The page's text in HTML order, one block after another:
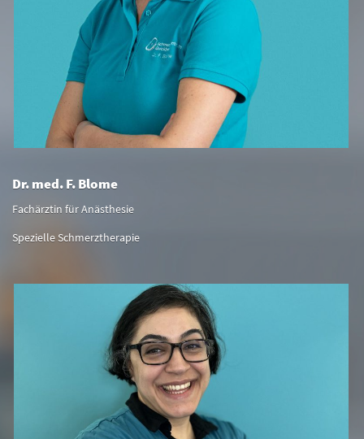
Dr. med. F. Blome
Fachärztin für Anästhesie
Spezielle Schmerztherapie